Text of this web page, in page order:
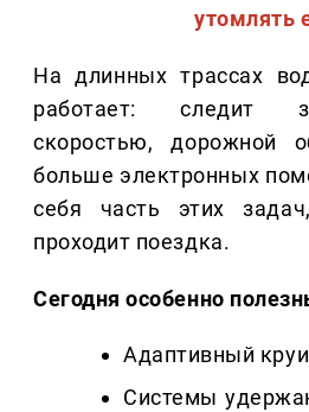
утомлять
На длинных трассах
работает: следит
скоростью, дорожной
больше электронных
себя часть этих
проходит поездка.
Сегодня особенно
Адаптивный
Системы